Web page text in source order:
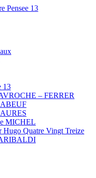
13
Libre Pensée ni dieu ni
13
– FERRER
MICHEL
Quatre Vingt Treize